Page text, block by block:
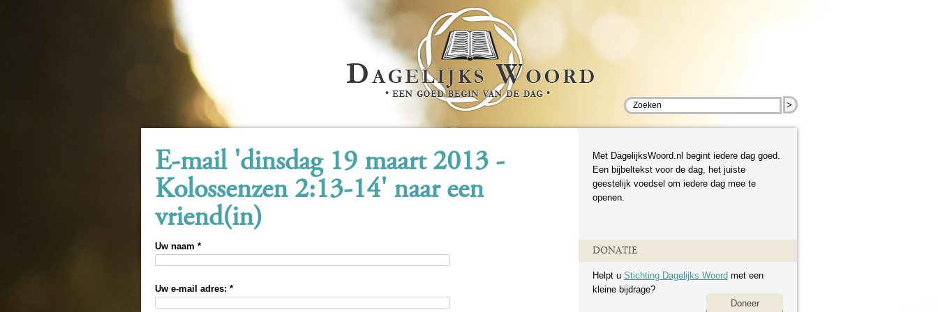
>
E-mail 'dinsdag 19 maart 2013 -
Kolossenzen 2:13-14' naar een
vriend(in)
Uw naam *
Uw e-mail adres: *
Met DagelijksWoord.nl begint iedere dag goed.
Een bijbeltekst voor de dag, het juiste
geestelijk voedsel om iedere dag mee te
openen.
DONATIE
Helpt u Stichting Dagelijks Woord met een
kleine bijdrage?
Doneer